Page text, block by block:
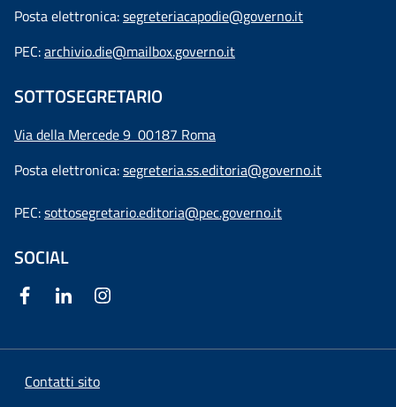
Posta elettronica:segreteriacapodie@governo.it
PEC:archivio.die@mailbox.governo.it
SOTTOSEGRETARIO
Via della Mercede 9 00187 Roma
Posta elettronica:segreteria.ss.editoria@governo.it
PEC:sottosegretario.editoria@pec.governo.it
SOCIAL
Contatti sito